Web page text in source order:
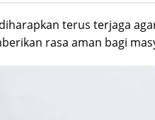
terus terjaga
rasa aman bagi